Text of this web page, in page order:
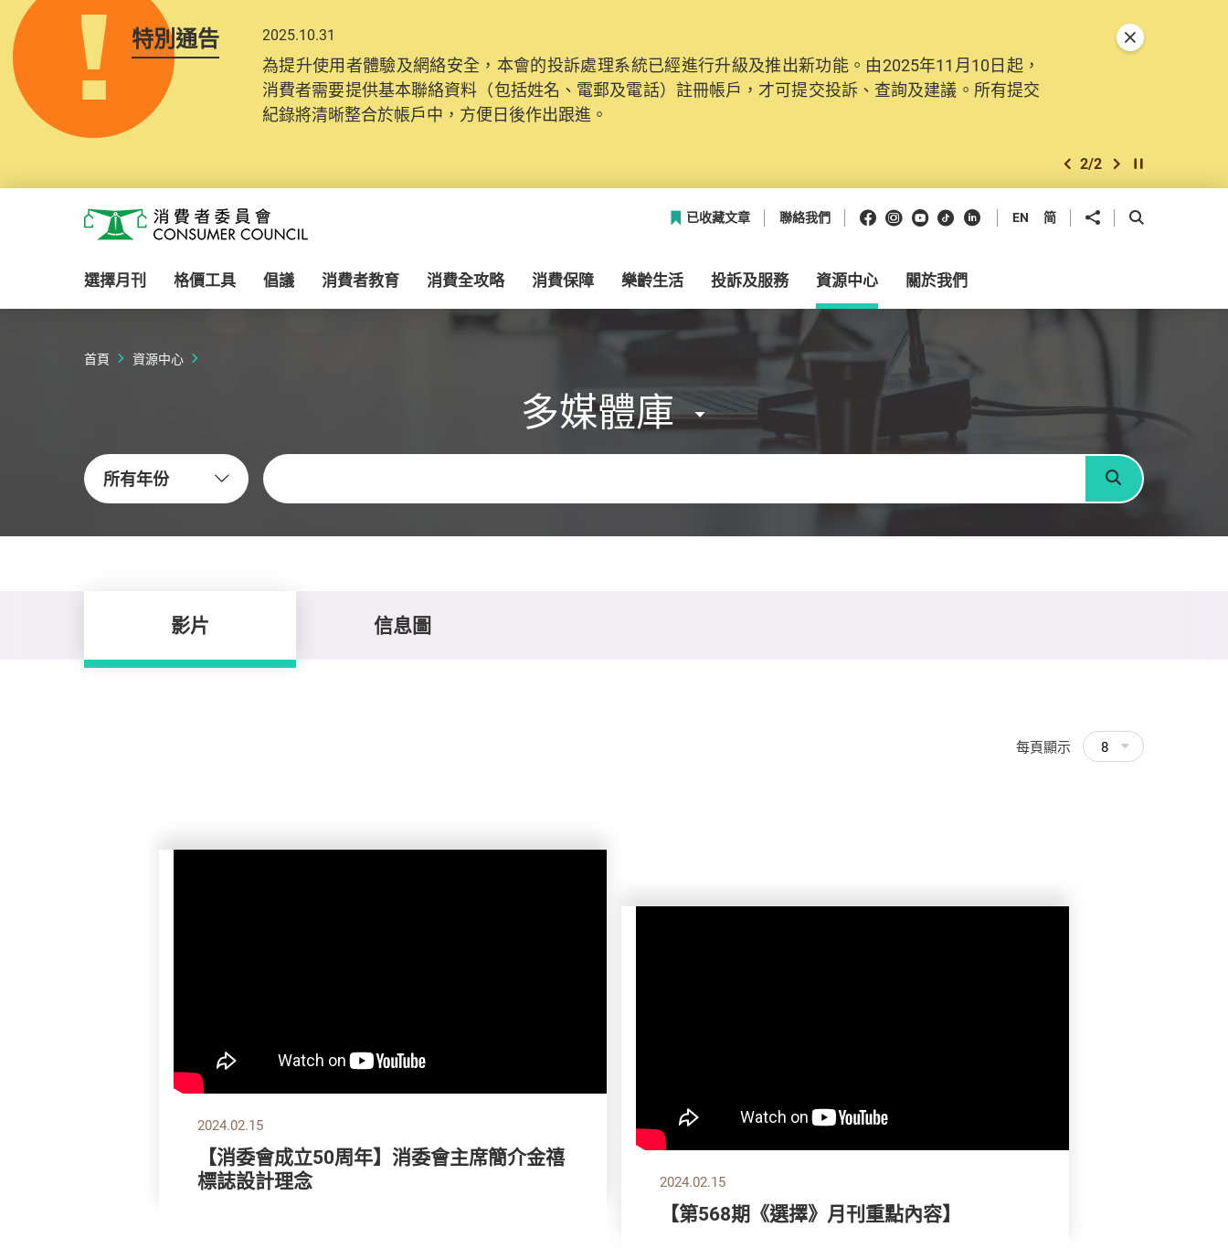
特別通告 2025.10.31
為提升使用者體驗及網絡安全，本會的投訴處理系統已經進行升級及推出新功能。由2025年11月10日起，
消費者需要提供基本聯絡資料（包括姓名、電郵及電話）註冊帳戶，才可提交投訴、查詢及建議。所有提交
紀錄將清晰整合於帳戶中，方便日後作出跟進。
上一個
2/2 下一個開始/暫停幻燈
關閉特別通告
消費者委員會
已收藏文章 聯絡我們 Facebook
Instagram
Youtube
抖音領英 EN 简 分享到 開啟搜尋框
選擇月刊 格價工具 倡議 消費者教育 消費全攻略 消費保障 樂齡生活 投訴及服務 資源中心 關於我們
首頁 資源中心
多媒體庫
所有年份
關鍵字
搜尋
影片 信息圖
每頁顯示 8
2024.02.15
【消委會成立50周年】消委會主席簡介金禧
標誌設計理念
2024.02.15
【第568期《選擇》月刊重點內容】